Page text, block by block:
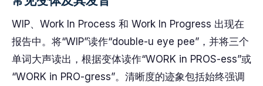
WIP、Work In Process 和 Work In Progress 出现在
报告中。将“WIP”读作“double-u eye pee”，并将三个
单词大声读出，根据变体读作“WORK in PROS-ess”或
“WORK in PRO-gress”。清晰度的迹象包括始终强调